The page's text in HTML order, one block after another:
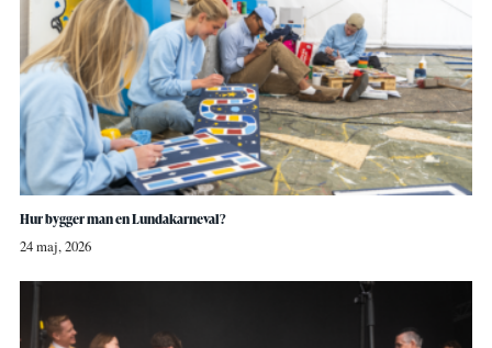
Hur bygger man en Lundakarneval?
24 maj, 2026